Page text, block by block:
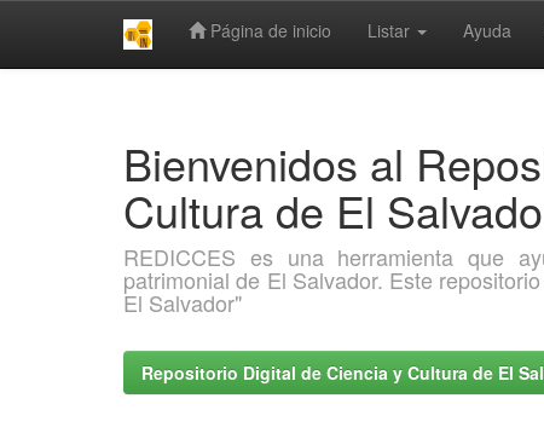
Página de inicio Listar Ayuda
Bienvenidos al
Cultura de El
REDICCES es una herramienta que
patrimonial de El Salvador. Este
El Salvador"
Repositorio Digital de Ciencia y Cultura de El